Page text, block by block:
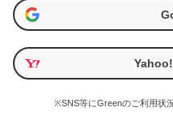
※SNS等にGreenのご利用状